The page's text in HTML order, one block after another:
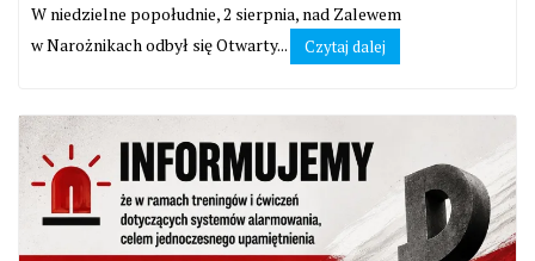
W niedzielne popołudnie, 2 sierpnia, nad Zalewem
w Narożnikach odbył się Otwarty...
Czytaj dalej